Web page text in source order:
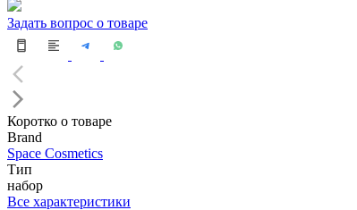
Задать вопрос о товаре
Коротко о товаре
Brand
Space Cosmetics
Тип
набор
Все характеристики